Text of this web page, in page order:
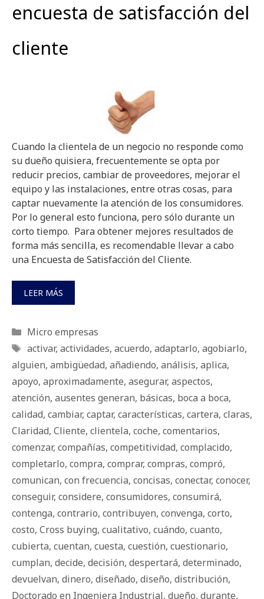
encuesta de satisfacción del
cliente
Cuando la clientela de un negocio no responde como
su dueño quisiera, frecuentemente se opta por
reducir precios, cambiar de proveedores, mejorar el
equipo y las instalaciones, entre otras cosas, para
captar nuevamente la atención de los consumidores.
Por lo general esto funciona, pero sólo durante un
corto tiempo. Para obtener mejores resultados de
forma más sencilla, es recomendable llevar a cabo
una Encuesta de Satisfacción del Cliente.
LEER MÁS
Categorías
Micro empresas
Etiquetas
activar, actividades, acuerdo, adaptarlo, agobiarlo,
alguien, ambigüedad, añadiendo, análisis, aplica,
apoyo, aproximadamente, asegurar, aspectos,
atención, ausentes generan, básicas, boca a boca,
calidad, cambiar, captar, características, cartera, claras,
Claridad, Cliente, clientela, coche, comentarios,
comenzar, compañías, competitividad, complacido,
completarlo, compra, comprar, compras, compró,
comunican, con frecuencia, concisas, conectar, conocer,
conseguir, considere, consumidores, consumirá,
contenga, contrario, contribuyen, convenga, corto,
costo, Cross buying, cualitativo, cuándo, cuanto,
cubierta, cuentan, cuesta, cuestión, cuestionario,
cumplan, decide, decisión, despertará, determinado,
devuelvan, dinero, diseñado, diseño, distribución,
Doctorado en Ingeniera Industrial, dueño, durante,